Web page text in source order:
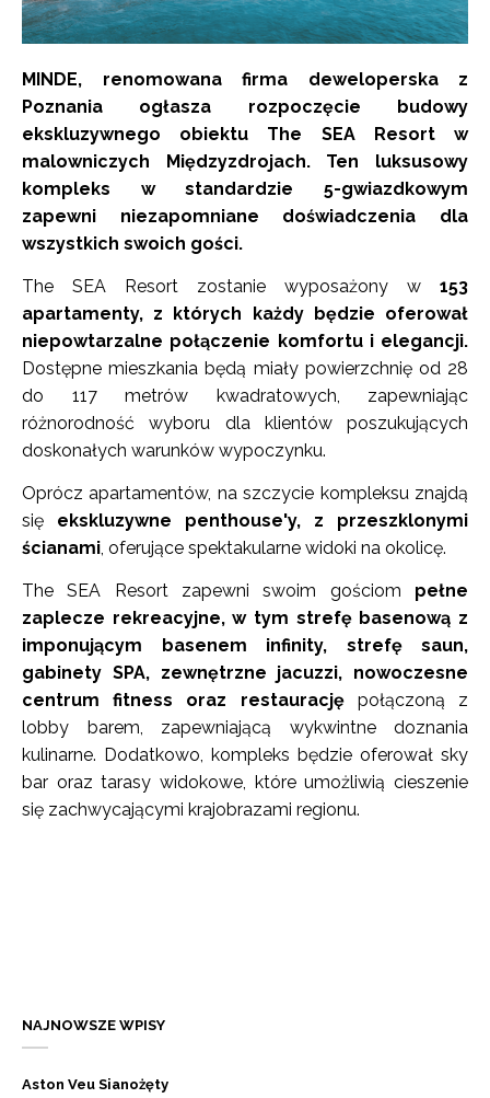
MINDE, renomowana firma deweloperska z
Poznania ogłasza rozpoczęcie budowy
ekskluzywnego obiektu The SEA Resort w
malowniczych Międzyzdrojach. Ten luksusowy
kompleks w standardzie 5-gwiazdkowym
zapewni niezapomniane doświadczenia dla
wszystkich swoich gości.
The SEA Resort zostanie wyposażony w 153
apartamenty, z których każdy będzie oferował
niepowtarzalne połączenie komfortu i elegancji.
Dostępne mieszkania będą miały powierzchnię od 28
do 117 metrów kwadratowych, zapewniając
różnorodność wyboru dla klientów poszukujących
doskonałych warunków wypoczynku.
Oprócz apartamentów, na szczycie kompleksu znajdą
się ekskluzywne penthouse'y, z przeszklonymi
ścianami, oferujące spektakularne widoki na okolicę.
The SEA Resort zapewni swoim gościom pełne
zaplecze rekreacyjne, w tym strefę basenową z
imponującym basenem infinity, strefę saun,
gabinety SPA, zewnętrzne jacuzzi, nowoczesne
centrum fitness oraz restaurację połączoną z
lobby barem, zapewniającą wykwintne doznania
kulinarne. Dodatkowo, kompleks będzie oferował sky
bar oraz tarasy widokowe, które umożliwią cieszenie
się zachwycającymi krajobrazami regionu.
NAJNOWSZE WPISY
Aston Veu Sianożęty